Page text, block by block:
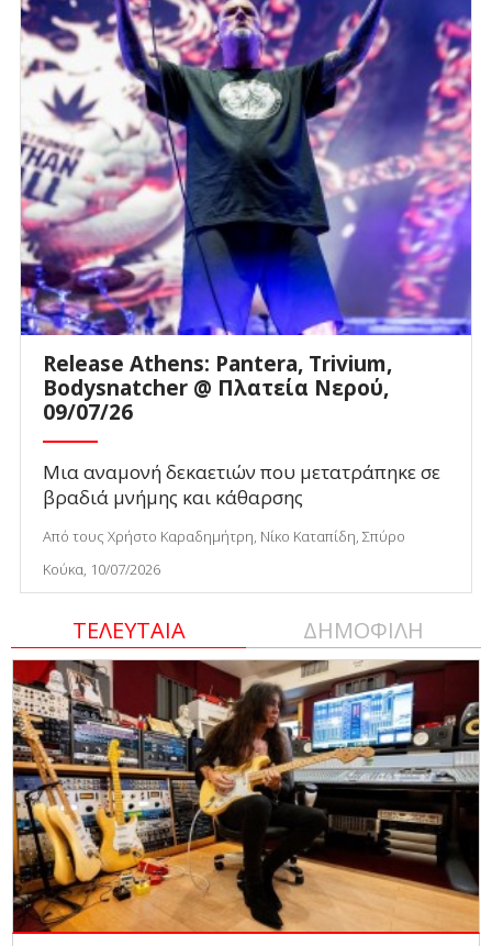
Release Athens: Pantera, Trivium,
Bodysnatcher @ Πλατεία Νερού,
09/07/26
Μια αναμονή δεκαετιών που μετατράπηκε σε
βραδιά μνήμης και κάθαρσης
Από τους Χρήστο Καραδημήτρη, Νίκο Καταπίδη, Σπύρο
Κούκα, 10/07/2026
ΤΕΛΕΥΤΑΙΑ ΔΗΜΟΦΙΛΗ